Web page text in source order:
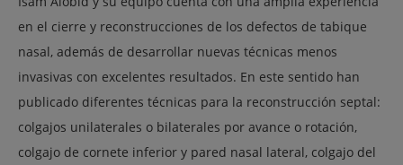
en el cierre y reconstrucciones de los defectos de tabique
nasal, además de desarrollar nuevas técnicas menos
invasivas con excelentes resultados. En este sentido han
publicado diferentes técnicas para la reconstrucción septal:
colgajos unilaterales o bilaterales por avance o rotación,
colgajo de cornete inferior y pared nasal lateral, colgajo del